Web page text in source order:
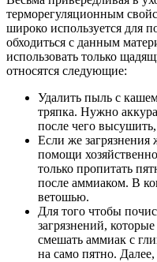
терморегуляционным
широко используется для
обходиться с данным
использовать только
относятся следующие:
Удалить пыль с
тряпка. Нужно
после чего
Если же
помощи
только пропитать
после аммиаком. В
ветошью.
Для того чтобы
загрязнений,
смешать аммиак с
на само пятно.